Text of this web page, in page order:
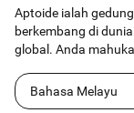
Aptoide ialah
berkembang di
global. Anda
Bahasa Melayu